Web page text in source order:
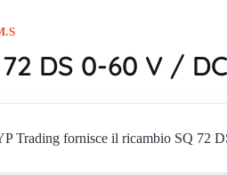
DS 0-60 V / DC
Trading fornisce il ricambio SQ 72